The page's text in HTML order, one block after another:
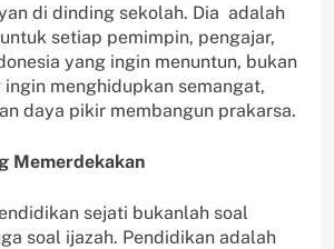
di dinding sekolah. Dia adalah
setiap pemimpin, pengajar,
yang ingin menuntun, bukan
ingin menghidupkan semangat,
daya pikir membangun prakarsa.
Memerdekakan
sejati bukanlah soal
soal ijazah. Pendidikan adalah